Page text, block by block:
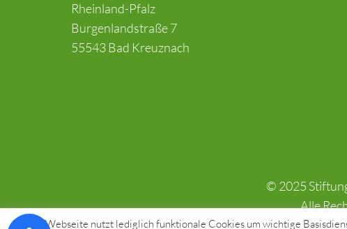
Rheinland-Pfalz
Burgenlandstraße 7
55543 Bad Kreuznach
© 2025
Alle
Diese Webseite nutzt lediglich funktionale Cookies um wichtige